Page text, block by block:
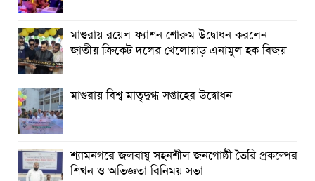
মাগুরায় রয়েল ফ্যাশন শোরুম উদ্বোধন করলেন
জাতীয় ক্রিকেট দলের খেলোয়াড় এনামুল হক বিজয়
মাগুরায় বিশ্ব মাতৃদুগ্ধ সপ্তাহের উদ্বোধন
শ্যামনগরে জলবায়ু সহনশীল জনগোষ্ঠী তৈরি প্রকল্পের
শিখন ও অভিজ্ঞতা বিনিময় সভা